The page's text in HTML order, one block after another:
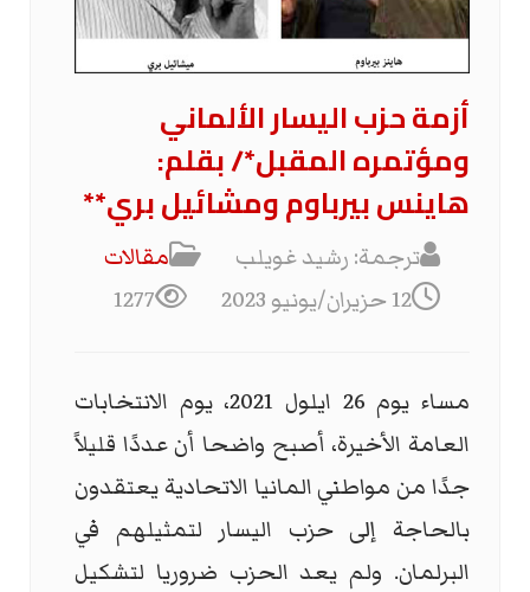
أزمة حزب اليسار الألماني
ومؤتمره المقبل*/ بقلم:
هاينس بيرباوم ومشائيل بري**
ترجمة: رشيد غويلب
مقالات
12 حزيران/يونيو 2023
1277
مساء يوم 26 ايلول 2021، يوم الانتخابات
العامة الأخيرة، أصبح واضحا أن عددًا قليلاً
جدًا من مواطني المانيا الاتحادية يعتقدون
بالحاجة إلى حزب اليسار لتمثيلهم في
البرلمان. ولم يعد الحزب ضروريا لتشكيل